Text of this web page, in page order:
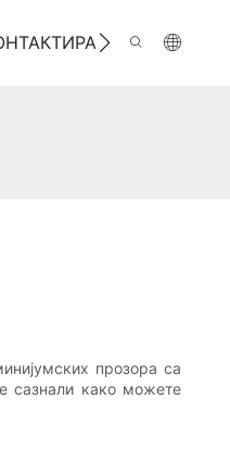
НАС
прозора са
сазнали како можете